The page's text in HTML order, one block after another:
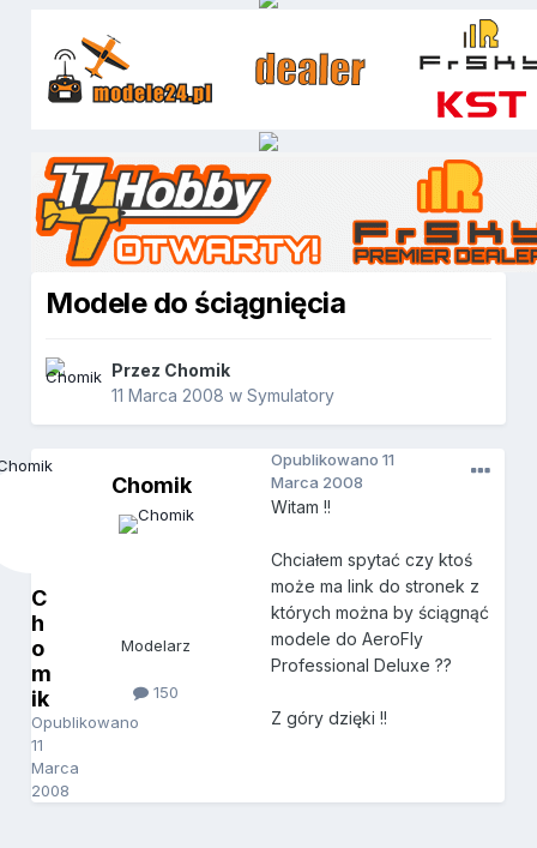
Modele do ściągnięcia
Przez Chomik
11 Marca 2008 wSymulatory
C
h
o
m
ik
Opublikowano
11
Marca
2008
Chomik
Modelarz
150
Opublikowano11
Marca 2008
Witam !!
Chciałem spytać czy ktoś
może ma link do stronek z
których można by ściągnąć
modele do AeroFly
Professional Deluxe ??
Z góry dzięki !!